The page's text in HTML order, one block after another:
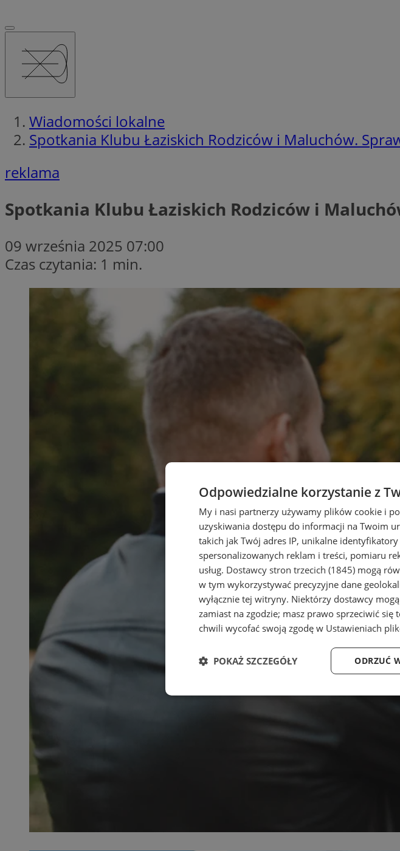
Wiadomości lokalne
Spotkania Klubu Łaziskich Rodziców i Maluchów.
reklama
Spotkania Klubu Łaziskich Rodziców i
09 września 2025 07:00
Czas czytania: 1 min.
Odpowiedzialne korzystanie z
My i nasi partnerzy używamy plików cookie i
uzyskiwania dostępu do informacji na Twoim
takich jak Twój adres IP, unikalne
spersonalizowanych reklam i treści, pomiaru
usług. Dostawcy stron trzecich (1845) mogą
w tym wykorzystywać precyzyjne dane
wyłącznie tej witryny. Niektórzy dostawcy
zamiast na zgodzie; masz prawo sprzeciwić się
chwili wycofać swoją zgodę w Ustawieniach
ODRZUĆ
POKAŻ SZCZEGÓŁY
Niezbędne Wydajność
Niezbędne pliki cookie umożliwiają korzystanie z
zarządzanie kontem. Bez niezbędnych plików cookie nie